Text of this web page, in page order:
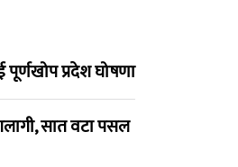
पूर्णखोप प्रदेश घोषणा
सात वटा पसल